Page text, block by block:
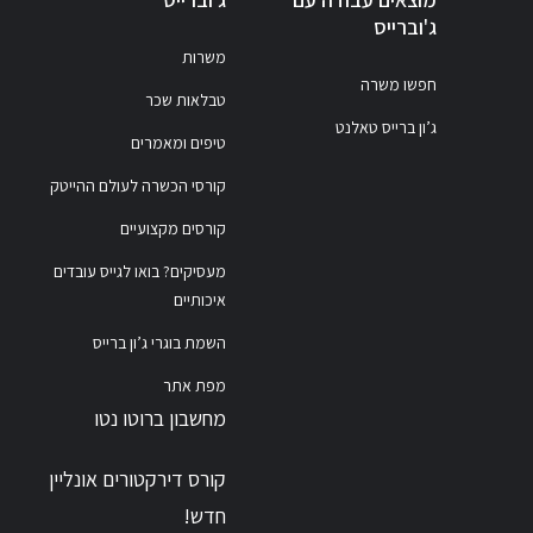
ג'וברייס
חפשו משרה
ג’ון ברייס טאלנט
משרות
טבלאות שכר
טיפים ומאמרים
קורסי הכשרה לעולם ההייטק
קורסים מקצועיים
מעסיקים? בואו לגייס עובדים
איכותיים
השמת בוגרי ג’ון ברייס
מפת אתר
מחשבון ברוטו נטו
קורס דירקטורים אונליין
חדש!